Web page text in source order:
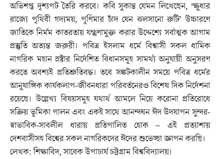
অভিশপ্ত দৃশ্যপট তৈরি করবে। কবি সুকান্ত যেমন লিখেছেন, ‘ক্ষুধার
রাজ্যে পৃথিবী গদ্যময়, পূর্ণিমার চাঁদ যেন ঝলসানো রুটি’ উচ্চারণে
জাতিকে নির্মম কাতরতায় যন্ত্রণামুক্ত করার উদ্দেশ্যে সর্বাত্মক আগাম
প্রস্তুতি অত্যন্ত জরুরী। পবিত্র ইসলাম ধর্মে বিশ্বাসী সকল ধার্মিক
নাগরিক মহান স্রষ্টার নির্দেশিত বিধানসমূহ সামর্থ্য অনুযায়ী অনুসরণ
করতে অবশ্যই প্রতিশ্রুতিবদ্ধ। তবে সঙ্কটকালীন সময়ে পবিত্র ধর্মের
আনুষাঙ্গিক কার্যকলাপ-জীবনধারা পরিবর্তনেরও বিশেষ দিক নির্দেশনা
রয়েছে। উল্লেখ্য বিষয়সমূহ যথার্থ আমলে নিয়ে করোনা প্রতিরোধে
সক্রিয় ভূমিকা পালন এবং একই সাথে আনন্দঘন ঈদ উদযাপন সুন্দর-
স্বাভাবিক-সাবলীল ধারায় প্রতিপালিত হোক – এই প্রত্যাশায়
দেশবাসীসহ বিশ্বের সকল নাগরিকদের ঈদের শুভেচ্ছা জ্ঞাপন করছি।
লেখক: শিক্ষাবিদ, সাবেক উপাচার্য চট্টগ্রাম বিশ্ববিদ্যালয়।